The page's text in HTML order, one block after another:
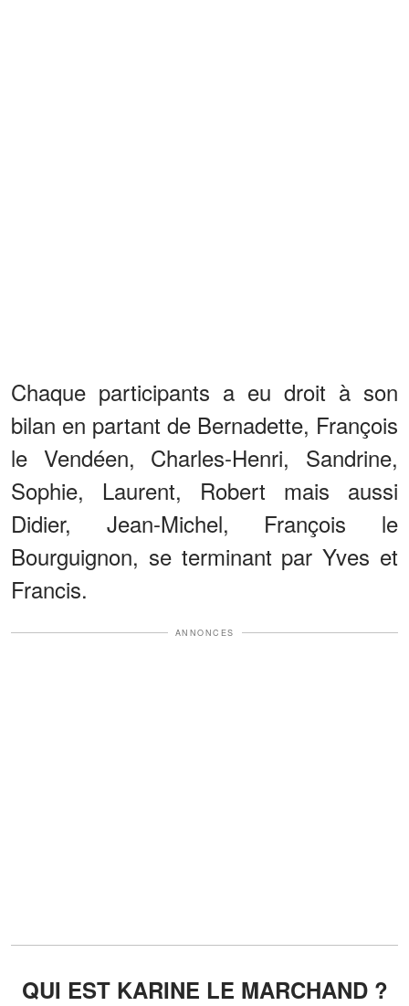
Chaque participants a eu droit à son
bilan en partant de Bernadette, François
le Vendéen, Charles-Henri, Sandrine,
Sophie, Laurent, Robert mais aussi
Didier, Jean-Michel, François le
Bourguignon, se terminant par Yves et
Francis.
ANNONCES
QUI EST KARINE LE MARCHAND ?